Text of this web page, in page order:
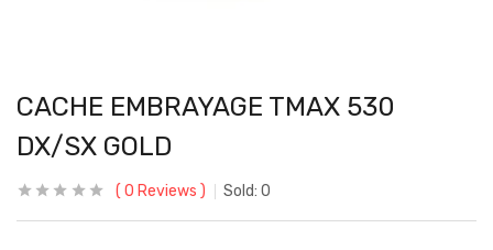
CACHE EMBRAYAGE TMAX 530
DX/SX GOLD
0 Reviews Sold: 0